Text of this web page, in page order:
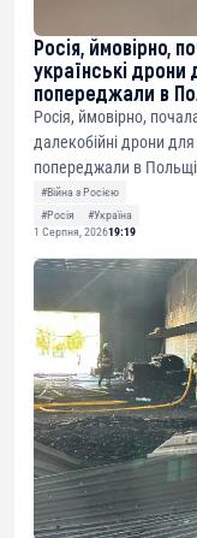
Росія, ймовірно,
українські
попереджали в
Росія, ймовірно,
далекобійні дрони
попереджали в
#Війна з Росією
#Росія
#Україна
1 Серпня, 202619:19